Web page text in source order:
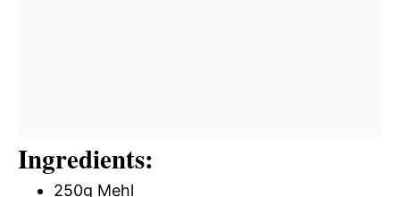
Ingredients:
250g Mehl